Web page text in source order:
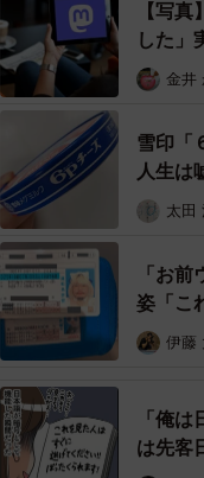
【写
した」
金井
雪印「
人生は
太田
「お
姿「こ
伊藤
「俺
は先客